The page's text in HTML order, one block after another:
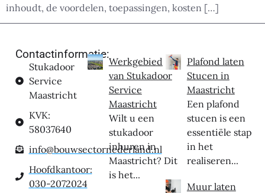
inhoudt, de voordelen, toepassingen, kosten […]
Contactinformatie:
Stukadoor
Service
Maastricht
KVK:
58037640
info@bouwsectornederland.nl
Hoofdkantoor:
030-2072024
Werkgebied
van Stukadoor
Service
Maastricht
Wilt u een
stukadoor
inhuren in
Maastricht? Dit
is het...
Plafond laten
Stucen in
Maastricht
Een plafond
stucen is een
essentiële stap
in het
realiseren...
Muur laten